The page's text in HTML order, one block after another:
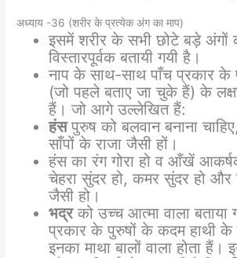
अध्याय -36 (शरीर के प्रत्येक अंग का माप)
इसमें शरीर के सभी छोटे बड़े अंगों
विस्तारपूर्वक बतायी गयी है।
नाप के साथ-साथ पाँच प्रकार के
(जो पहले बताए जा चुके हैं) के
हैं। जो आगे उल्लेखित हैं:
हंसपुरुष को बलवान बनाना
साँपों के राजा जैसी हों।
हंस का रंग गोरा हो व आँखें
चेहरा सुंदर हो, कमर सुंदर हो
जैसी हो।
भद्रको उच्च आत्मा वाला बताया
प्रकार के पुरुषों के कदम हाथी के
इनका माथा बालों वाला होता हैं।